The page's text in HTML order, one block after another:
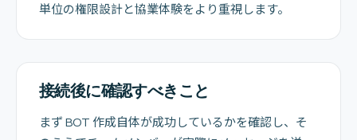
単位の権限設計と協業体験をより重視します。
接続後に確認すべきこと
まず BOT 作成自体が成功しているかを確認し、そ